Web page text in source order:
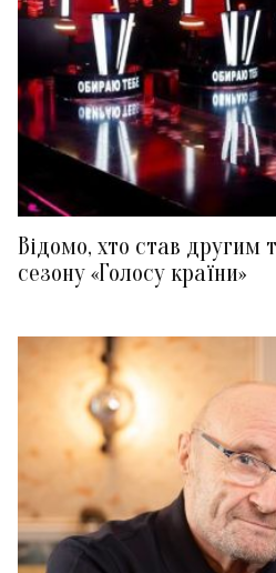
Відомо, хто став другим
сезону «Голосу країни»